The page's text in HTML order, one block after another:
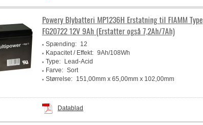
Powery Blybatteri MP1236H Erstatning til FIAMM Type
FG20722 12V 9Ah (Erstatter også 7,2Ah/7Ah)
Spænding:
12
Kapacitet / Effekt: 9Ah/108Wh
Type:
Lead-Acid
Farve: Sort
Størrelse:
151,00mm x 65,00mm x 102,00mm
Datablad